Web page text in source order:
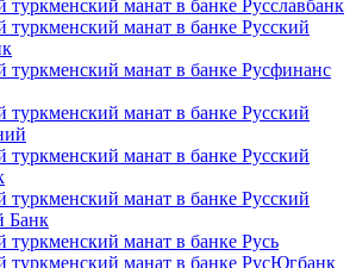
манат в банке Русславбанк
манат в банке Русский
манат в банке Русфинанс
манат в банке Русский
манат в банке Русский
манат в банке Русский
Банк
манат в банке Русь
манат в банке РусЮгбанк